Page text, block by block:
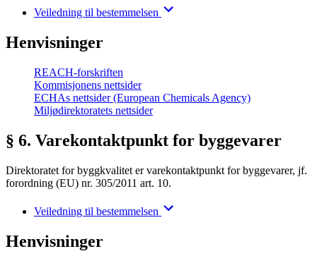
Veiledning til bestemmelsen
Henvisninger
REACH-forskriften
Kommisjonens nettsider
ECHAs nettsider (European Chemicals Agency)
Miljødirektoratets nettsider
§ 6. Varekontaktpunkt for byggevarer
Direktoratet for byggkvalitet er varekontaktpunkt for byggevarer, jf.
forordning (EU) nr. 305/2011 art. 10.
Veiledning til bestemmelsen
Henvisninger